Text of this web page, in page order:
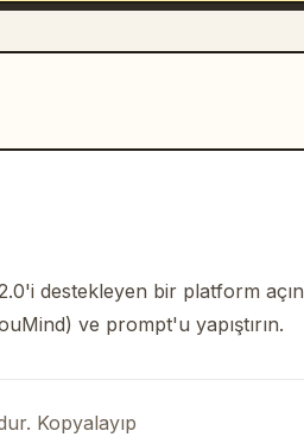
destekleyen bir platform açın
ve prompt'u yapıştırın.
Kopyalayıp